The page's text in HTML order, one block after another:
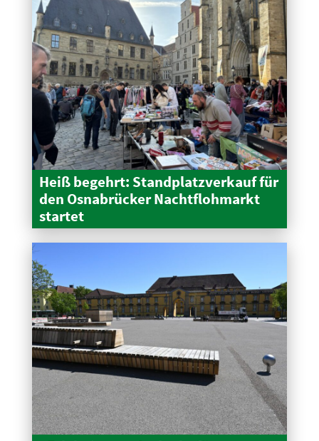
Heiß begehrt: Stand­platz­verkauf für
den Osnabrücker Nacht­floh­markt
startet